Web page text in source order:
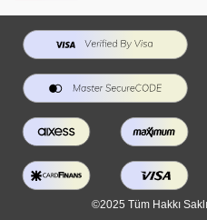
©2025 Tüm Hakkı